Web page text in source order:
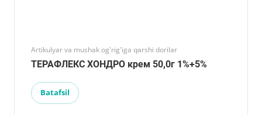
Artikulyar va mushak og'rig'iga qarshi dorilar
ТЕРАФЛЕКС ХОНДРО крем 50,0г 1%+5%
Batafsil